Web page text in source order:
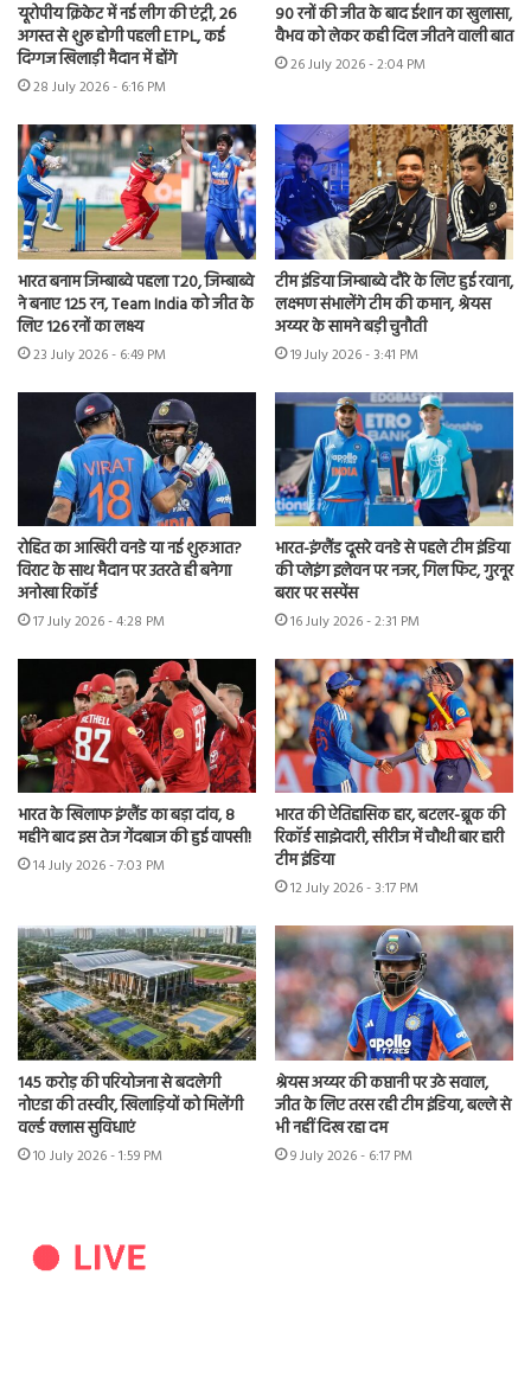
यूरोपीय क्रिकेट में नई लीग की एंट्री, 26
अगस्त से शुरू होगी पहली ETPL, कई
दिग्गज खिलाड़ी मैदान में होंगे
28 July 2026 - 6:16 PM
90 रनों की जीत के बाद ईशान का खुलासा,
वैभव को लेकर कही दिल जीतने वाली बात
26 July 2026 - 2:04 PM
भारत बनाम जिम्बाब्वे पहला T20, जिम्बाब्वे
ने बनाए 125 रन, Team India को जीत के
लिए 126 रनों का लक्ष्य
23 July 2026 - 6:49 PM
टीम इंडिया जिम्बाब्वे दौरे के लिए हुई रवाना,
लक्ष्मण संभालेंगे टीम की कमान, श्रेयस
अय्यर के सामने बड़ी चुनौती
19 July 2026 - 3:41 PM
रोहित का आखिरी वनडे या नई शुरुआत?
विराट के साथ मैदान पर उतरते ही बनेगा
अनोखा रिकॉर्ड
17 July 2026 - 4:28 PM
भारत-इंग्लैंड दूसरे वनडे से पहले टीम इंडिया
की प्लेइंग इलेवन पर नजर, गिल फिट, गुरनूर
बरार पर सस्पेंस
16 July 2026 - 2:31 PM
भारत के खिलाफ इंग्लैंड का बड़ा दांव, 8
महीने बाद इस तेज गेंदबाज की हुई वापसी!
14 July 2026 - 7:03 PM
भारत की ऐतिहासिक हार, बटलर-ब्रूक की
रिकॉर्ड साझेदारी, सीरीज में चौथी बार हारी
टीम इंडिया
12 July 2026 - 3:17 PM
145 करोड़ की परियोजना से बदलेगी
नोएडा की तस्वीर, खिलाड़ियों को मिलेंगी
वर्ल्ड क्लास सुविधाएं
10 July 2026 - 1:59 PM
श्रेयस अय्यर की कप्तानी पर उठे सवाल,
जीत के लिए तरस रही टीम इंडिया, बल्ले से
भी नहीं दिख रहा दम
9 July 2026 - 6:17 PM